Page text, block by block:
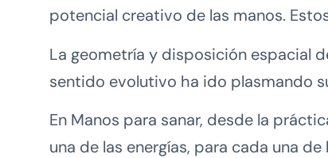
potencial creativo de las manos.
La geometría y disposición espacial
sentido evolutivo ha ido plasmando
En Manos para sanar, desde la
una de las energías, para cada una